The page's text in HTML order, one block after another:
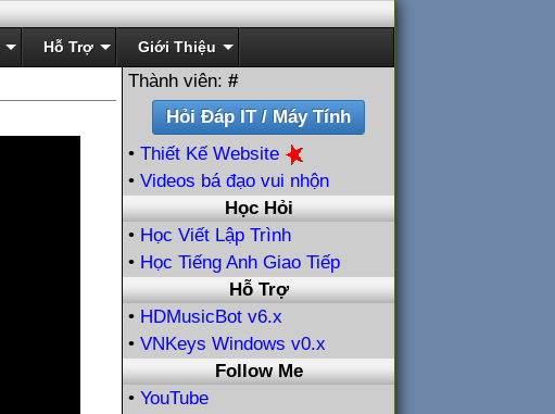
Hỗ Trợ Giới Thiệu
Thành viên: #
• Thiết Kế Website
• Videos bá đạo vui nhộn
Học Hỏi
• Học Viết Lập Trình
• Học Tiếng Anh Giao Tiếp
Hỗ Trợ
• HDMusicBot v6.x
• VNKeys Windows v0.x
Follow Me
• YouTube